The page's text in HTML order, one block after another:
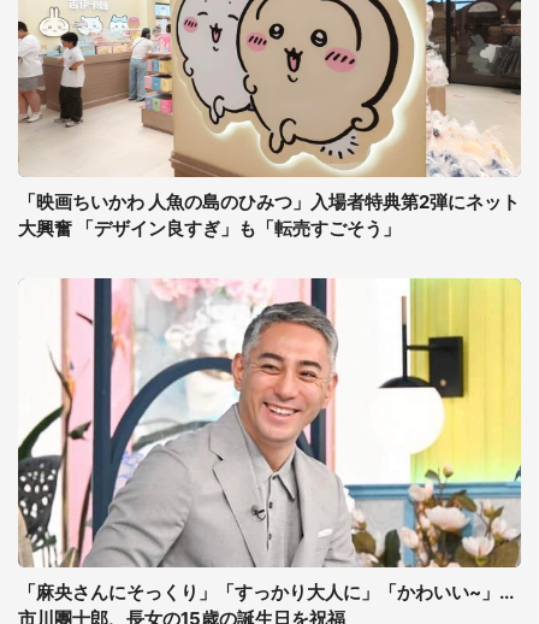
「映画ちいかわ 人魚の島のひみつ」入場者特典第2弾にネット
大興奮 「デザイン良すぎ」も「転売すごそう」
「麻央さんにそっくり」「すっかり大人に」「かわいい~」...
市川團十郎、長女の15歳の誕生日を祝福